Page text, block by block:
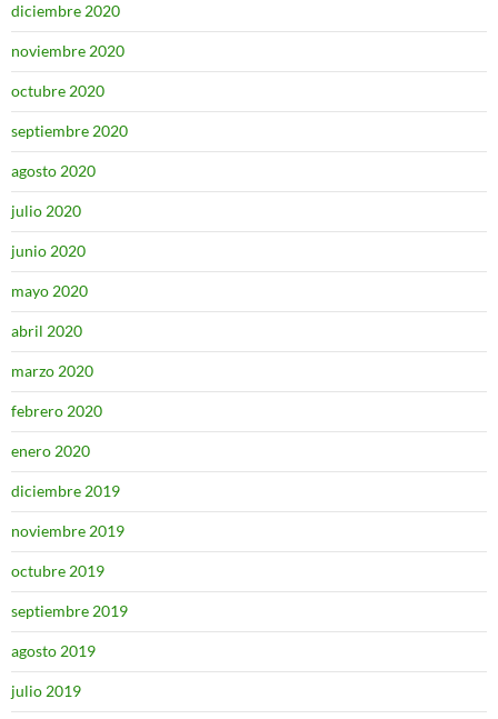
diciembre 2020
noviembre 2020
octubre 2020
septiembre 2020
agosto 2020
julio 2020
junio 2020
mayo 2020
abril 2020
marzo 2020
febrero 2020
enero 2020
diciembre 2019
noviembre 2019
octubre 2019
septiembre 2019
agosto 2019
julio 2019